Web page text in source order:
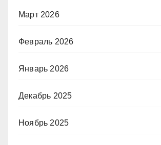
Март 2026
Февраль 2026
Январь 2026
Декабрь 2025
Ноябрь 2025